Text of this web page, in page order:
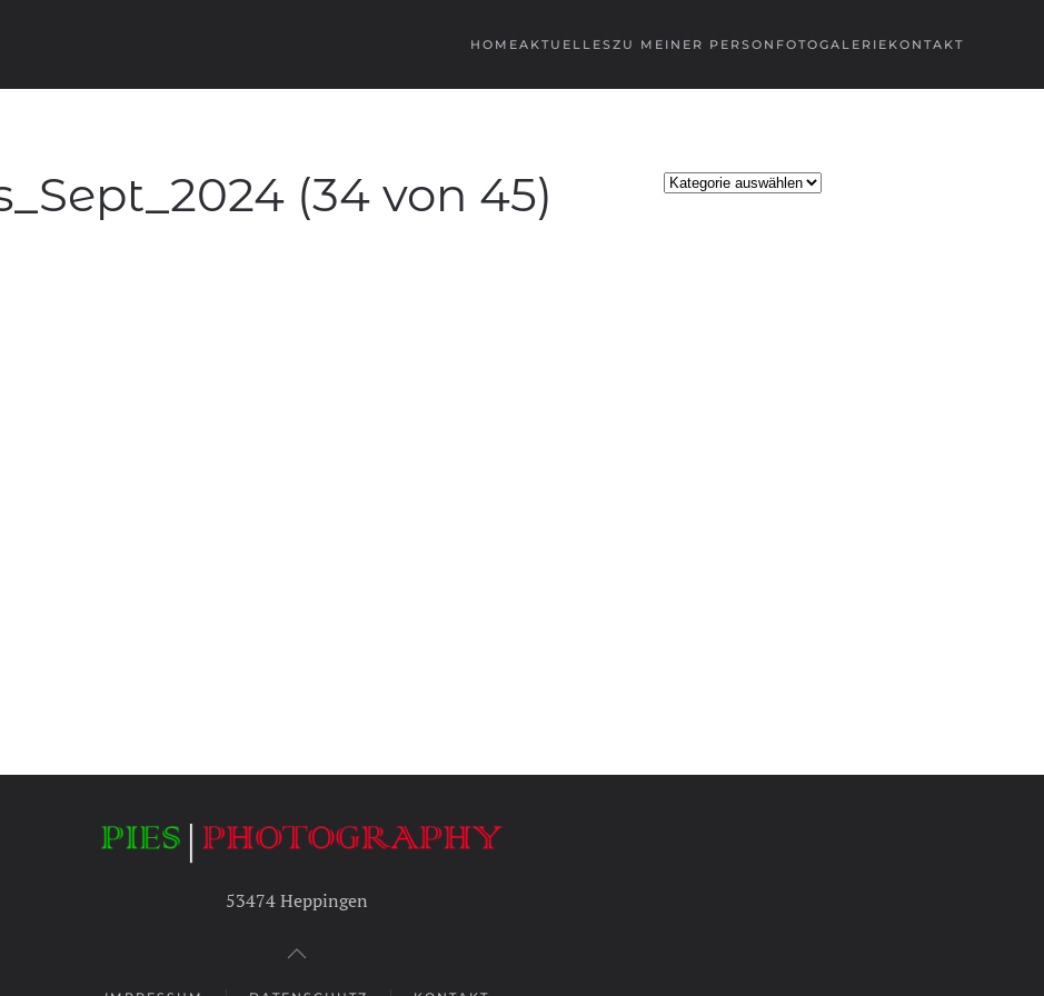
HOMEAKTUELLESZU MEINER PERSON FOTOGALERIE KONTAKT
(34 von 45) Kategorien
53474 Heppingen